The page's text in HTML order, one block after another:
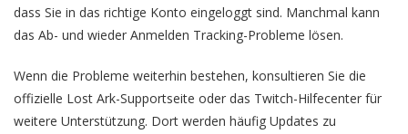
dass Sie in das richtige Konto eingeloggt sind. Manchmal kann
das Ab- und wieder Anmelden Tracking-Probleme lösen.
Wenn die Probleme weiterhin bestehen, konsultieren Sie die
offizielle Lost Ark-Supportseite oder das Twitch-Hilfecenter für
weitere Unterstützung. Dort werden häufig Updates zu